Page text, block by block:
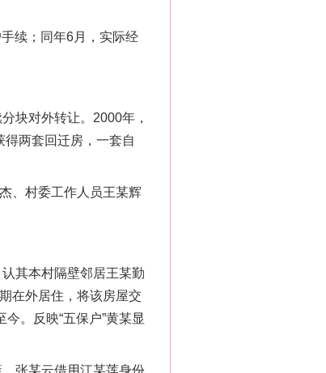
续；同年6月，实际经
块对外转让。2000年，
两套回迁房，一套自
、村委工作人员王某辉
其本村隔壁邻居王某勤
在外居住，将该房屋交
。反映“五保户”黄某显
张某云借用江某莲身份